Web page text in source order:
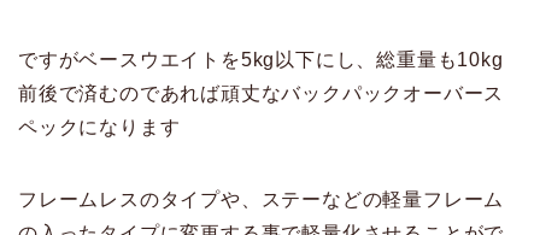
ですがベースウエイトを5kg以下にし、総重量も10kg
前後で済むのであれば頑丈なバックパックオーバース
ペックになります
フレームレスのタイプや、ステーなどの軽量フレーム